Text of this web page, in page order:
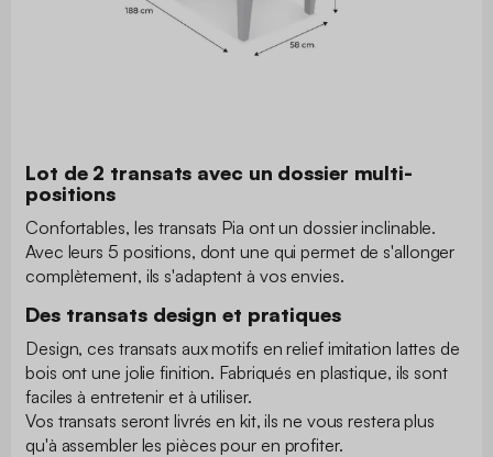
Lot de 2 transats avec un dossier multi-
positions
Confortables, les transats Pia ont un dossier inclinable.
Avec leurs 5 positions, dont une qui permet de s'allonger
complètement, ils s'adaptent à vos envies.
Des transats design et pratiques
Design, ces transats aux motifs en relief imitation lattes de
bois ont une jolie finition. Fabriqués en plastique, ils sont
faciles à entretenir et à utiliser.
Vos transats seront livrés en kit, ils ne vous restera plus
qu'à assembler les pièces pour en profiter.